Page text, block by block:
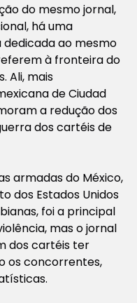
do mesmo jornal,
há uma
ao mesmo
à fronteira do
Ali, mais
de Ciudad
a redução dos
dos cartéis de
armadas do México,
dos Estados Unidos
foi a principal
mas o jornal
dos cartéis ter
os concorrentes,